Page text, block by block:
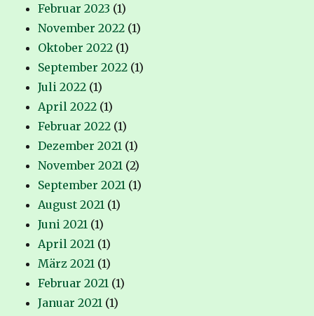
Februar 2023 (1)
November 2022 (1)
Oktober 2022 (1)
September 2022 (1)
Juli 2022 (1)
April 2022 (1)
Februar 2022 (1)
Dezember 2021 (1)
November 2021 (2)
September 2021 (1)
August 2021 (1)
Juni 2021 (1)
April 2021 (1)
März 2021 (1)
Februar 2021 (1)
Januar 2021 (1)